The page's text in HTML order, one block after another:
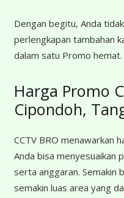
Dengan begitu, Anda
perlengkapan tambahan
dalam satu Promo hemat.
Harga Promo
Cipondoh,
CCTV BRO menawarkan
Anda bisa menyesuaikan
serta anggaran. Semakin
semakin luas area yang